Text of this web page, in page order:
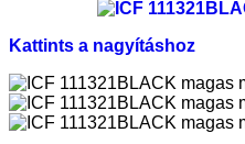
Kattints a nagyításhoz